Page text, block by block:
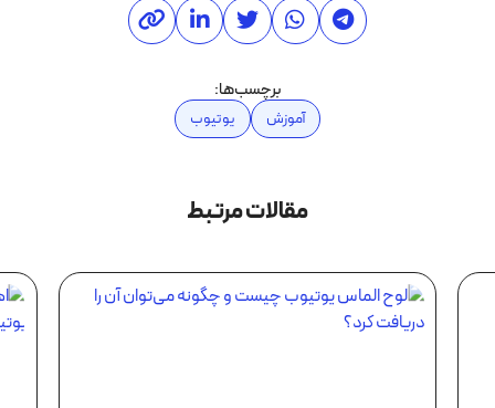
برچسب‌ها:
آموزش
یوتیوب
مقالات مرتبط